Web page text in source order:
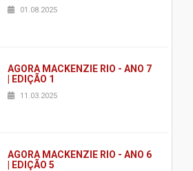
01.08.2025
AGORA MACKENZIE RIO - ANO 7
| EDIÇÃO 1
11.03.2025
AGORA MACKENZIE RIO - ANO 6
| EDIÇÃO 5